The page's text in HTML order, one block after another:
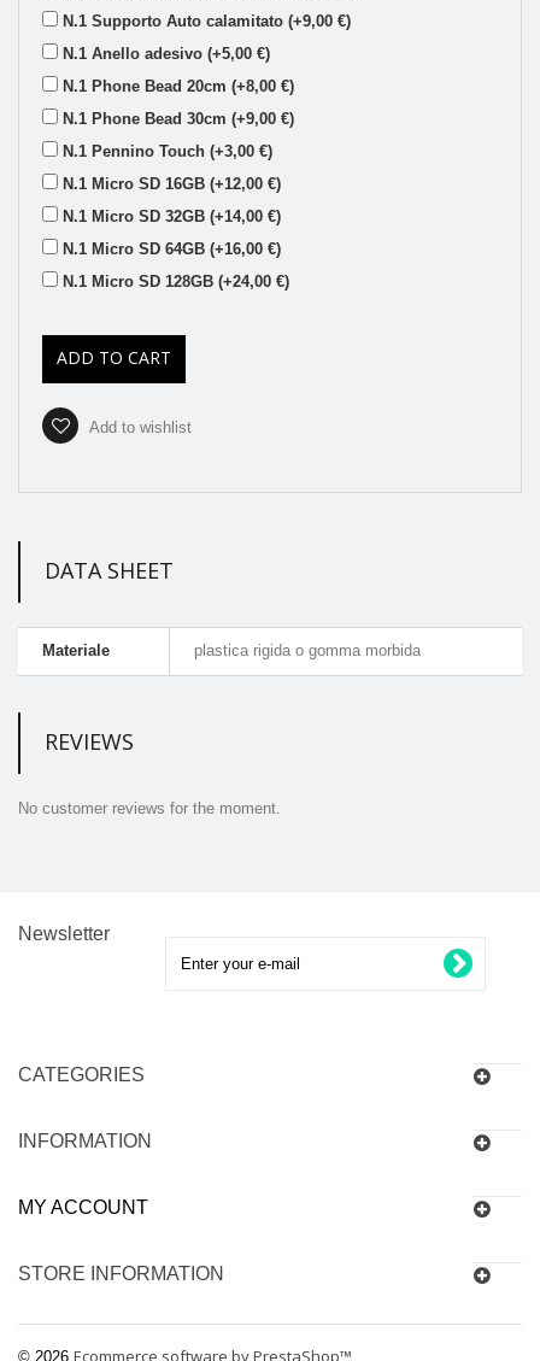
N.1 Supporto Auto calamitato (+9,00 €)
N.1 Anello adesivo (+5,00 €)
N.1 Phone Bead 20cm (+8,00 €)
N.1 Phone Bead 30cm (+9,00 €)
N.1 Pennino Touch (+3,00 €)
N.1 Micro SD 16GB (+12,00 €)
N.1 Micro SD 32GB (+14,00 €)
N.1 Micro SD 64GB (+16,00 €)
N.1 Micro SD 128GB (+24,00 €)
ADD TO CART
Add to wishlist
DATA SHEET
Materiale plastica rigida o gomma morbida
REVIEWS
No customer reviews for the moment.
Newsletter
CATEGORIES
INFORMATION
© 2026 Ecommerce software by PrestaShop™
MY ACCOUNT
STORE INFORMATION